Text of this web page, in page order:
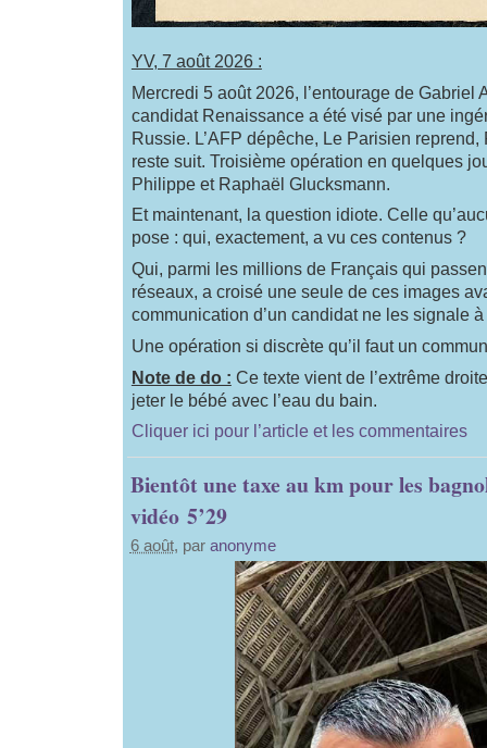
YV, 7 août 2026 :
Mercredi 5 août 2026, l’entourage de Gabriel
candidat Renaissance a été visé par une
Russie. L’AFP dépêche, Le Parisien
reste suit. Troisième opération en quelques
Philippe et Raphaël Glucksmann.
Et maintenant, la question idiote. Celle
pose : qui, exactement, a vu ces contenus ?
Qui, parmi les millions de Français qui
réseaux, a croisé une seule de ces images
communication d’un candidat ne les signale
Une opération si discrète qu’il faut un
Note de do : Ce texte vient de l’extrême
jeter le bébé avec l’eau du bain.
Cliquer ici pour l’article et les commentaires
Bientôt une taxe au km pour les
vidéo 5’29
6 août, par anonyme